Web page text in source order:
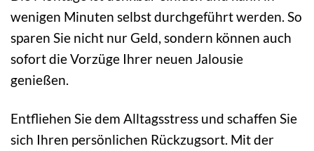
wenigen Minuten selbst durchgeführt werden. So
sparen Sie nicht nur Geld, sondern können auch
sofort die Vorzüge Ihrer neuen Jalousie
genießen.
Entfliehen Sie dem Alltagsstress und schaffen Sie
sich Ihren persönlichen Rückzugsort. Mit der